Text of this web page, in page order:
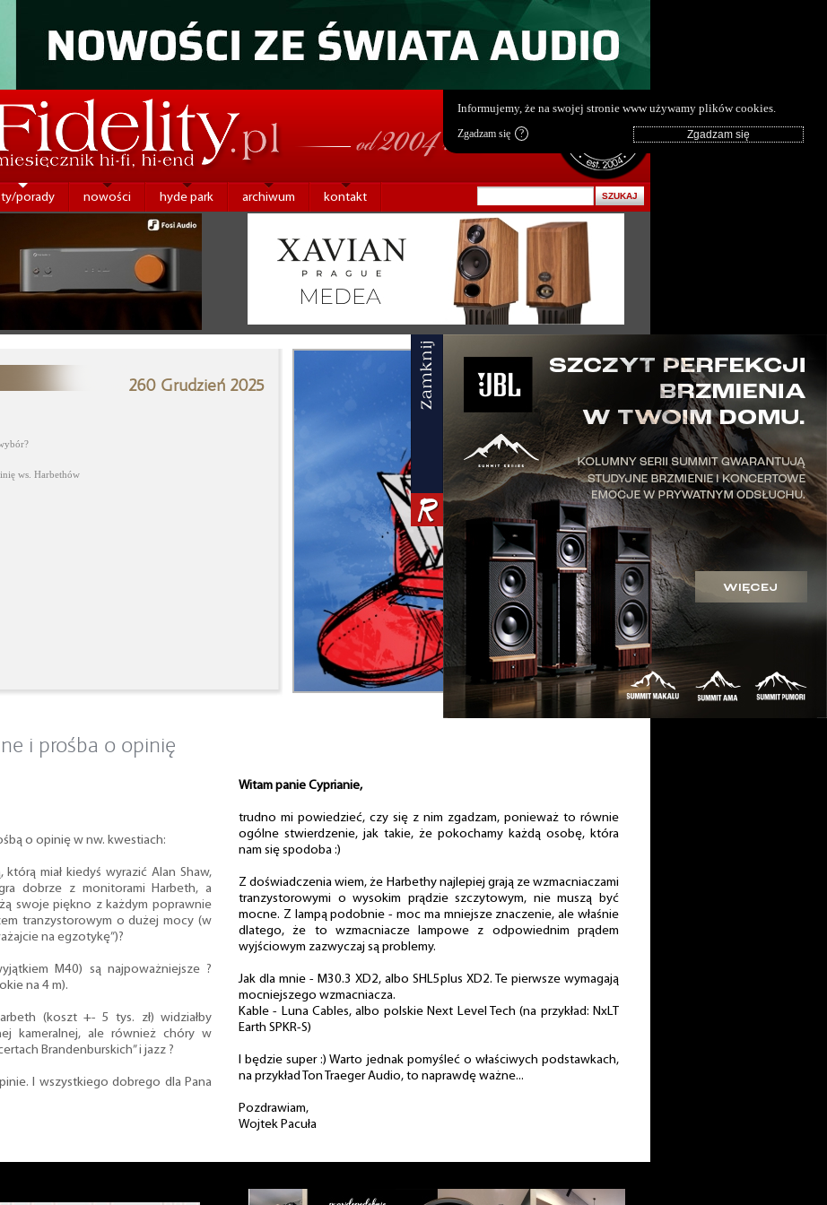
porady nowości hyde park archiwum kontakt
260 Grudzień 2025
ws. Harbethów
i prośba o opinię
o opinię w nw. kwestiach:
miał kiedyś wyrazić Alan Shaw,
dobrze z monitorami Harbeth, a
swoje piękno z każdym poprawnie
tranzystorowym o dużej mocy (w
na egzotykę”)?
M40) są najpoważniejsze ?
na 4 m).
(koszt +- 5 tys. zł) widziałby
kameralnej, ale również chóry w
Brandenburskich” i jazz ?
I wszystkiego dobrego dla Pana
Witam panie Cyprianie,
trudno mi powiedzieć, czy się z nim zgadzam, ponieważ to równie
ogólne stwierdzenie, jak takie, że pokochamy każdą osobę, która
nam się spodoba :)
Z doświadczenia wiem, że Harbethy najlepiej grają ze wzmacniaczami
tranzystorowymi o wysokim prądzie szczytowym, nie muszą być
mocne. Z lampą podobnie - moc ma mniejsze znaczenie, ale właśnie
dlatego, że to wzmacniacze lampowe z odpowiednim prądem
wyjściowym zazwyczaj są problemy.
Jak dla mnie - M30.3 XD2, albo SHL5plus XD2. Te pierwsze wymagają
mocniejszego wzmacniacza.
Kable - Luna Cables, albo polskie Next Level Tech (na przykład: NxLT
Earth SPKR-S)
I będzie super :) Warto jednak pomyśleć o właściwych podstawkach,
na przykład Ton Traeger Audio, to naprawdę ważne...
Pozdrawiam,
Wojtek Pacuła
Informujemy, że na swojej stronie www używamy plików cookies.
Zgadzam się ?